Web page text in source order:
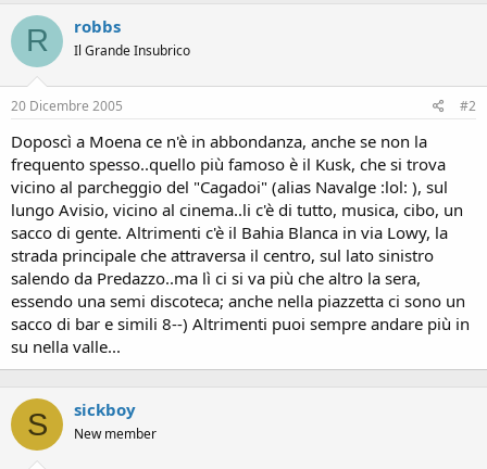
eR robbs
Il Grande Insubrico
20 Dicembre 2005 #2
Doposcì a Moena ce n'è in abbondanza, anche se non la
frequento spesso..quello più famoso è il Kusk, che si trova
vicino al parcheggio del "Cagadoi" (alias Navalge :lol: ), sul
lungo Avisio, vicino al cinema..li c'è di tutto, musica, cibo, un
sacco di gente. Altrimenti c'è il Bahia Blanca in via Lowy, la
strada principale che attraversa il centro, sul lato sinistro
salendo da Predazzo..ma lì ci si va più che altro la sera,
essendo una semi discoteca; anche nella piazzetta ci sono un
sacco di bar e simili 8--) Altrimenti puoi sempre andare più in
su nella valle...
S sickboy
New member